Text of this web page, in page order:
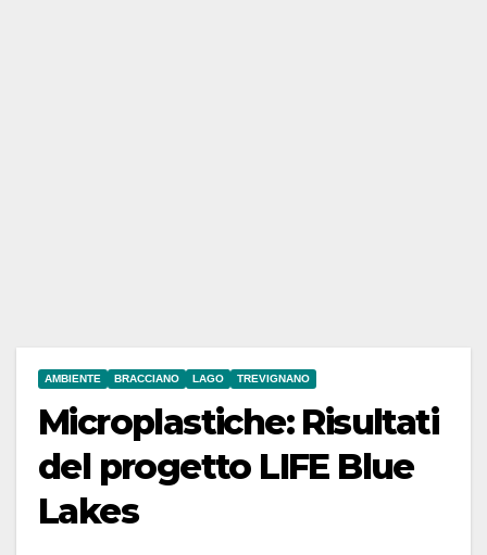
AMBIENTE BRACCIANO LAGO TREVIGNANO
Microplastiche: Risultati
del progetto LIFE Blue
Lakes